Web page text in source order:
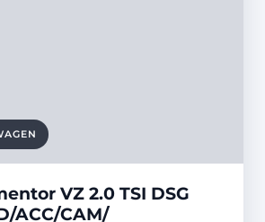
VZ 2.0 TSI DSG
ACC/CAM/